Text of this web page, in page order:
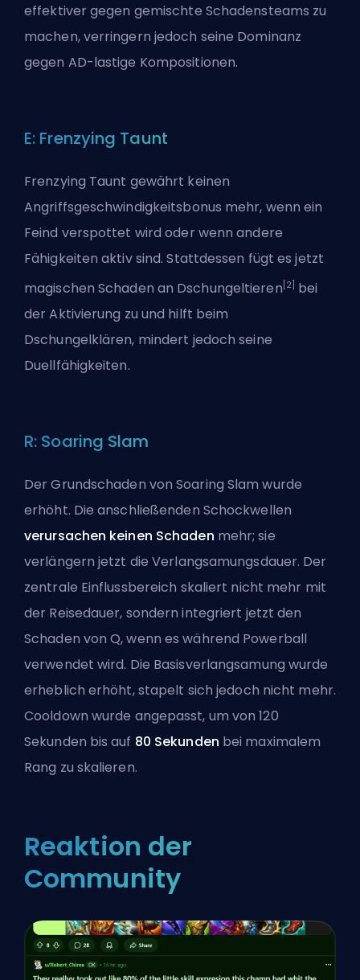
effektiver gegen gemischte Schadensteams zu
machen, verringern jedoch seine Dominanz
gegen AD-lastige Kompositionen.
E: Frenzying Taunt
Frenzying Taunt gewährt keinen
Angriffsgeschwindigkeitsbonus mehr, wenn ein
Feind verspottet wird oder wenn andere
Fähigkeiten aktiv sind. Stattdessen fügt es jetzt
magischen Schaden an Dschungeltieren [2] bei
der Aktivierung zu und hilft beim
Dschungelklären, mindert jedoch seine
Duellfähigkeiten.
R: Soaring Slam
Der Grundschaden von Soaring Slam wurde
erhöht. Die anschließenden Schockwellen
verursachen keinen Schaden mehr; sie
verlängern jetzt die Verlangsamungsdauer. Der
zentrale Einflussbereich skaliert nicht mehr mit
der Reisedauer, sondern integriert jetzt den
Schaden von Q, wenn es während Powerball
verwendet wird. Die Basisverlangsamung wurde
erheblich erhöht, stapelt sich jedoch nicht mehr.
Cooldown wurde angepasst, um von 120
Sekunden bis auf 80 Sekunden bei maximalem
Rang zu skalieren.
Reaktion der
Community